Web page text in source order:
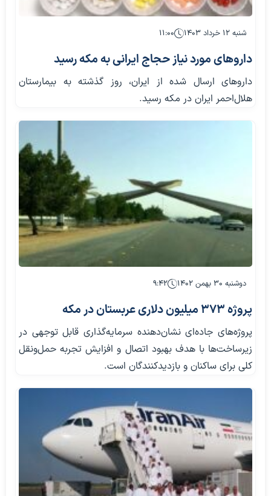
شنبه ۱۲ خرداد ۱۴۰۳ ۱۱:۰۰
دارو‌های مورد نیاز حجاج ایرانی به مکه رسید
دارو‌های ارسال شده از ایران، روز گذشته به بیمارستان
هلال‌احمر ایران در مکه رسید.
دوشنبه ۳۰ بهمن ۱۴۰۲ ۹:۴۲
پروژه ۳۷۳ میلیون دلاری عربستان در مکه
پروژه‌های جاده‌ای نشان‌دهنده سرمایه‌گذاری قابل توجهی در
زیرساخت‌ها با هدف بهبود اتصال و افزایش تجربه حمل‌ونقل
کلی برای ساکنان و بازدیدکنندگان است.